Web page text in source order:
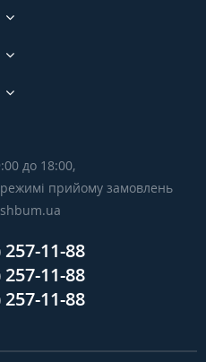
до 18:00,
прийому замовлень
257-11-88
257-11-88
257-11-88